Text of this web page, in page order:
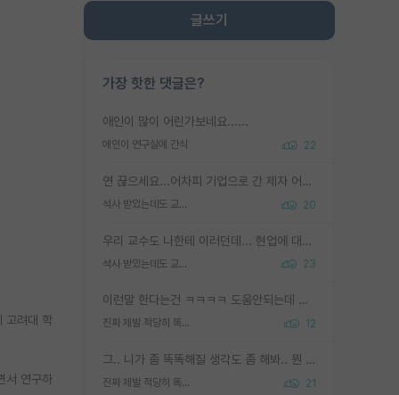
글쓰기
가장 핫한 댓글은?
애인이 많이 어린가보네요......
애인이 연구실에 간식 22
연 끊으세요...어차피 기업으로 간 제자 어떻게 못합니다. 기업에서는 교수들 사기꾼으로 보는 시선도 강하고, 앞에서나 교수님하고 떠받들어주지 많이 무시합니다. 영향력도 0에 수렴합니다. 그리고 생각해보십시오. 석사로 기업간 제자가 무슨 힘이 있다고 과제를 달라고 합니까? 말만 교수지 무능력자라고 생각합니다. 세금이 아깝습니다.
석사 받았는데도 교수랑 연락한다. 20
우리 교수도 나한테 이러던데... 현업에 대해 이해가 전혀 없고, 자기 말이면 다 되는 줄 알고. 학위동안 지도는 커녕 잡일만 시켜놓고 이제와서 주기적으로 연락 없으면 싸가지 없는 제자가 되버림.
석사 받았는데도 교수랑 연락한다. 23
이런말 한다는건 ㅋㅋㅋㅋ 도움안되는데 도움되는 척하는 멍청한 선배들이 우리 나가면 너 어떡하냐 ㅇㅈㄹ 하고 나가면 후배들이 이런말 하더라 ㅎㅎㅎ
진짜 제발 적당히 똑똑한 박사과정이라도 위에 있었으면.. 12
그.. 니가 좀 똑똑해질 생각도 좀 해봐.. 뭔 연구를 선배랑 계속 같이할 생각을하냐 박사과정이
진짜 제발 적당히 똑똑한 박사과정이라도 위에 있었으면.. 21
고려대 학
서 연구하